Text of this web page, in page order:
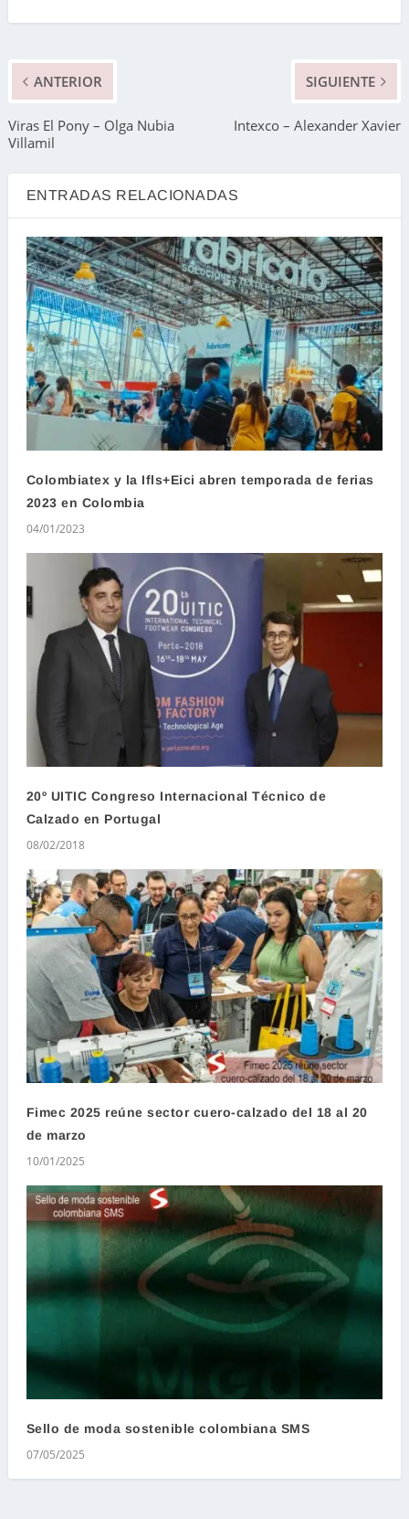
ANTERIOR
Viras El Pony – Olga Nubia
Villamil
SIGUIENTE
Intexco – Alexander Xavier
ENTRADAS RELACIONADAS
Colombiatex y la Ifls+Eici abren temporada de ferias
2023 en Colombia
04/01/2023
20º UITIC Congreso Internacional Técnico de
Calzado en Portugal
08/02/2018
Fimec 2025 reúne sector cuero-calzado del 18 al 20
de marzo
10/01/2025
Sello de moda sostenible colombiana SMS
07/05/2025